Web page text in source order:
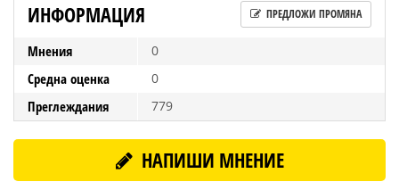
ИНФОРМАЦИЯ ПРЕДЛОЖИ ПРОМЯНА
Мнения 0
Средна оценка 0
Преглеждания 779
НАПИШИ МНЕНИЕ